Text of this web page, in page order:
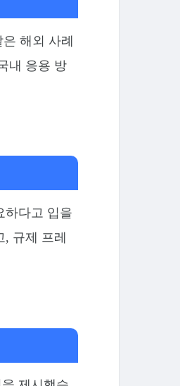
해외 사례
내 응용 방
하다고 입을
, 규제 프레